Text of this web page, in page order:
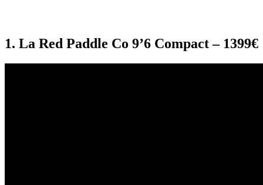
1. La Red Paddle Co 9’6 Compact – 1399€